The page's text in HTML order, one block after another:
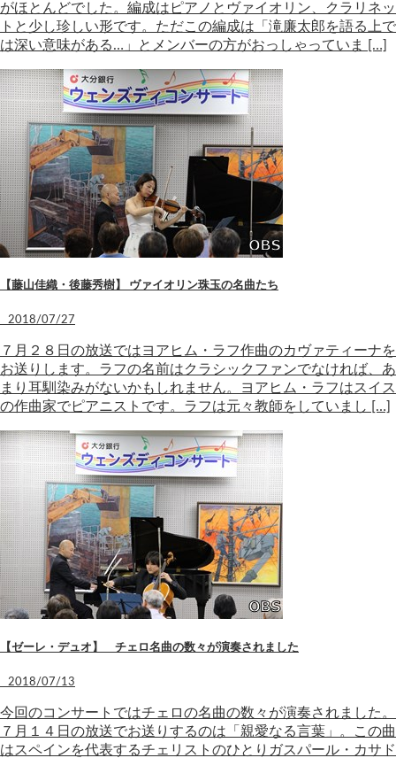
がほとんどでした。編成はピアノとヴァイオリン、クラリネッ
トと少し珍しい形です。ただこの編成は「滝廉太郎を語る上で
は深い意味がある…」とメンバーの方がおっしゃっていま […]
【藤山佳織・後藤秀樹】 ヴァイオリン珠玉の名曲たち
2018/07/27
７月２８日の放送ではヨアヒム・ラフ作曲のカヴァティーナを
お送りします。ラフの名前はクラシックファンでなければ、あ
まり耳馴染みがないかもしれません。ヨアヒム・ラフはスイス
の作曲家でピアニストです。ラフは元々教師をしていまし […]
【ゼーレ・デュオ】 チェロ名曲の数々が演奏されました
2018/07/13
今回のコンサートではチェロの名曲の数々が演奏されました。
７月１４日の放送でお送りするのは「親愛なる言葉」。この曲
はスペインを代表するチェリストのひとりガスパール・カサド